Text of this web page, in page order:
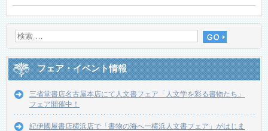
フェア・イベント情報
三省堂書店名古屋本店にて人文書フェア「人文学を彩る書物たち」
フェア開催中！
紀伊國屋書店横浜店で「書物の海へー横浜人文書フェア」がはじま